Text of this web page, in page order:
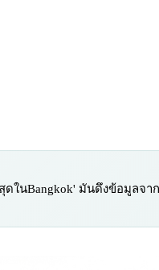
นBangkok' มันดึงข้อมูลจา